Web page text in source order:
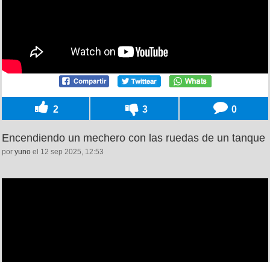
2 3 0
Encendiendo un mechero con las ruedas de un tanque
por yuno el 12 sep 2025, 12:53